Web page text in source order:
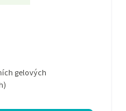
gelových